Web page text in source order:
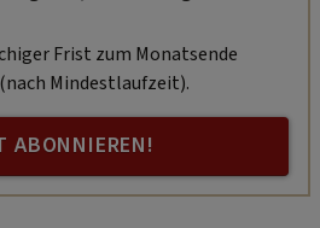
Frist zum Monatsende
Mindestlaufzeit).
ABONNIEREN!